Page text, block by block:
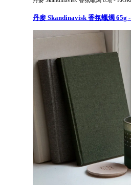
丹麥 Skandinavisk 香氛蠟燭 65g